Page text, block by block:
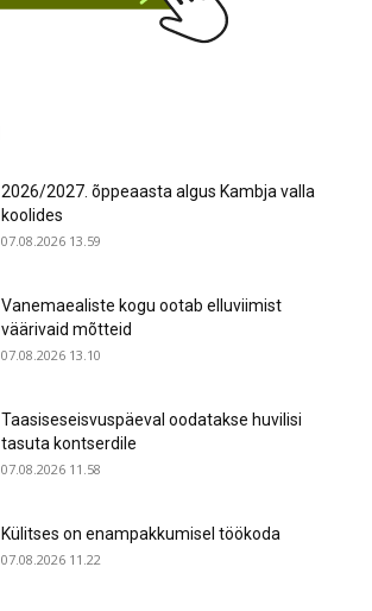
2026/2027. õppeaasta algus Kambja valla
koolides
07.08.2026 13.59
Vanemaealiste kogu ootab elluviimist
väärivaid mõtteid
07.08.2026 13.10
Taasiseseisvuspäeval oodatakse huvilisi
tasuta kontserdile
07.08.2026 11.58
Külitses on enampakkumisel töökoda
07.08.2026 11.22